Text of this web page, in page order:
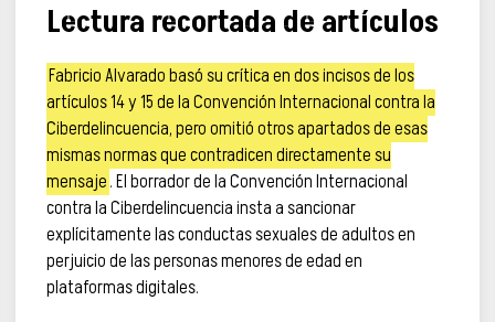
Lectura recortada de artículos
Fabricio Alvarado basó su crítica en dos incisos de los
artículos 14 y 15 de la Convención Internacional contra la
Ciberdelincuencia, pero omitió otros apartados de esas
mismas normas que contradicen directamente su
mensaje. El borrador de la Convención Internacional
contra la Ciberdelincuencia insta a sancionar
explícitamente las conductas sexuales de adultos en
perjuicio de las personas menores de edad en
plataformas digitales.